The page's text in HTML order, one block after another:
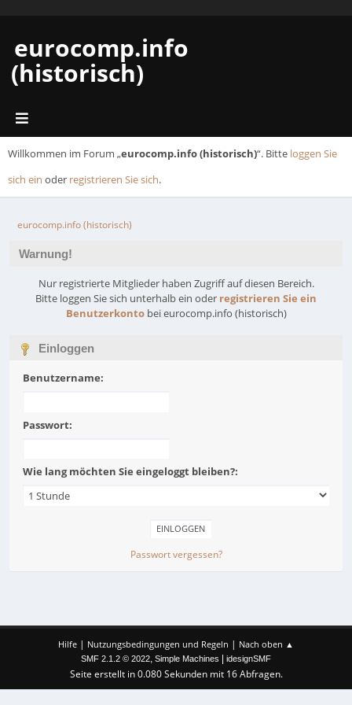
eurocomp.info
(historisch)
Willkommen im Forum „eurocomp.info (historisch)“. Bitte loggen Sie
sich ein oder registrieren Sie sich.
eurocomp.info (historisch)
Warnung!
Nur registrierte Mitglieder haben Zugriff auf diesen Bereich.
Bitte loggen Sie sich unterhalb ein oder registrieren Sie ein
Benutzerkontobei eurocomp.info (historisch)
Einloggen
Benutzername:
Passwort:
Wie lang möchten Sie eingeloggt bleiben?:
Passwort vergessen?
Hilfe | Nutzungsbedingungen und Regeln | Nach oben ▲
SMF 2.1.2 © 2022, Simple Machines idesignSMF
Seite erstellt in 0.080 Sekunden mit 16 Abfragen.